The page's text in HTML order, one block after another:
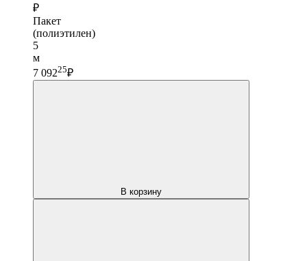
₽
Пакет
(полиэтилен)
5
м
7 09225₽
В корзину